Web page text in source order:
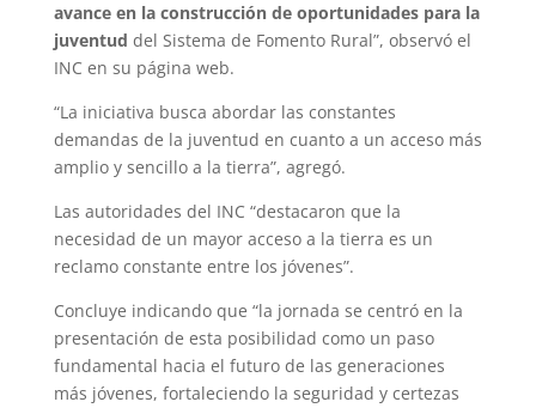
avance en la construcción de oportunidades para la
juventud del Sistema de Fomento Rural”, observó el
INC en su página web.
“La iniciativa busca abordar las constantes
demandas de la juventud en cuanto a un acceso más
amplio y sencillo a la tierra”, agregó.
Las autoridades del INC “destacaron que la
necesidad de un mayor acceso a la tierra es un
reclamo constante entre los jóvenes”.
Concluye indicando que “la jornada se centró en la
presentación de esta posibilidad como un paso
fundamental hacia el futuro de las generaciones
más jóvenes, fortaleciendo la seguridad y certezas